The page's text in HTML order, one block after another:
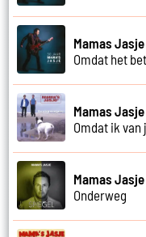
Mamas Jasje
Omdat het
Mamas Jasje
Omdat ik van
Mamas Jasje
Onderweg